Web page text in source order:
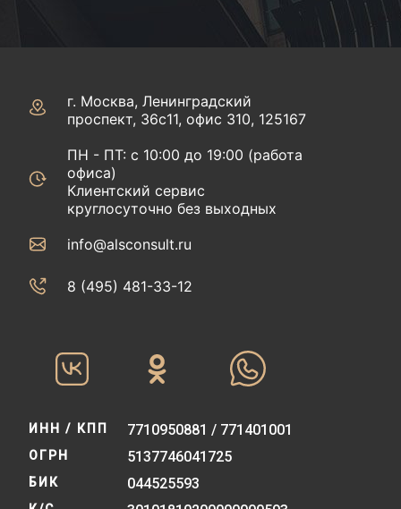
г. Москва, Ленинградский
проспект, 36с11, офис 310, 125167
ПН - ПТ: с 10:00 до 19:00 (работа
офиса)
Клиентский сервис
круглосуточно без выходных
info@alsconsult.ru
8 (495) 481-33-12‬‬
ИНН / КПП 7710950881 / 771401001
ОГРН 5137746041725
БИК 044525593